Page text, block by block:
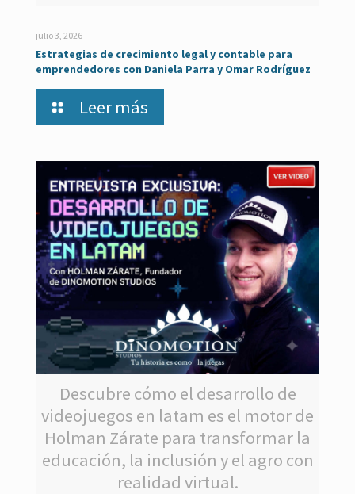
julio 3, 2026
Estrategias de crecimiento legal y contable para
emprendedores con Daniela Parra y Omar Rodríguez
Leer más
Descubre cómo el desarrollo de
videojuegos en latam es el motor de
Holman Zárate para transformar la
educación, la inclusión y el agro con
realidad virtual.